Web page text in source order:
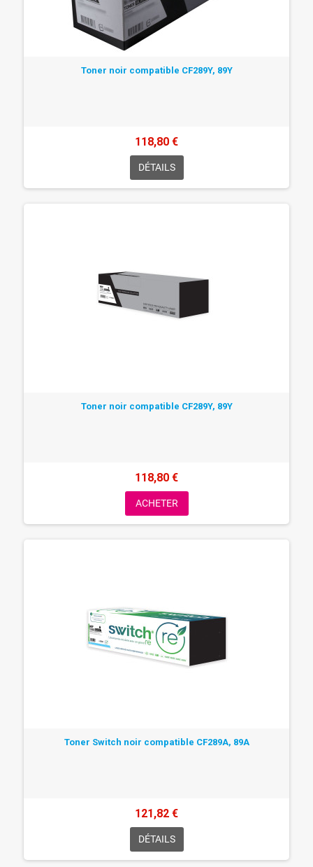
Toner noir compatible CF289Y, 89Y
118,80 €
DÉTAILS
Toner noir compatible CF289Y, 89Y
118,80 €
ACHETER
Toner Switch noir compatible CF289A, 89A
121,82 €
DÉTAILS